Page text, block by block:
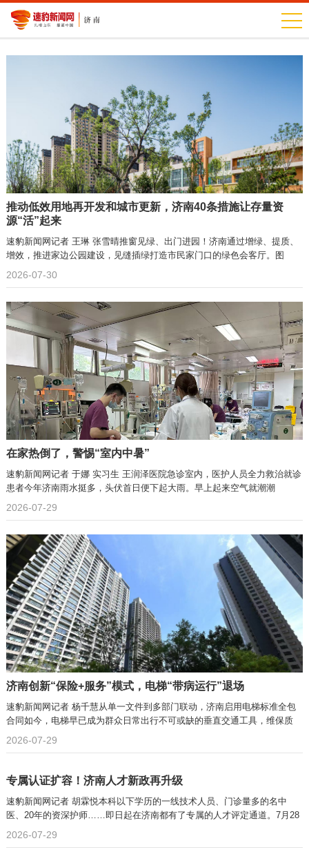
推动低效用地再开发和城市更新，济南40条措施让存量资
源“活”起来
速豹新闻网记者 王琳 张雪晴推窗见绿、出门进园！济南通过增绿、提质、
增效，推进家边公园建设，见缝插绿打造市民家门口的绿色会客厅。图
2026-07-30
在家热倒了，警惕“室内中暑”
速豹新闻网记者 于娜 实习生 王润泽医院急诊室内，医护人员全力救治就诊
患者今年济南雨水挺多，头伏首日便下起大雨。早上起来空气就潮潮
2026-07-29
济南创新“保险+服务”模式，电梯“带病运行”退场
速豹新闻网记者 杨千慧从单一文件到多部门联动，济南启用电梯标准全包
合同如今，电梯早已成为群众日常出行不可或缺的垂直交通工具，维保质
2026-07-29
专属认证扩容！济南人才新政再升级
速豹新闻网记者 胡霖悦本科以下学历的一线技术人员、门诊量多的名中
医、20年的资深护师……即日起在济南都有了专属的人才评定通道。7月28
2026-07-29